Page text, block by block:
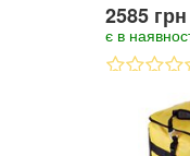
2585 грн
є в